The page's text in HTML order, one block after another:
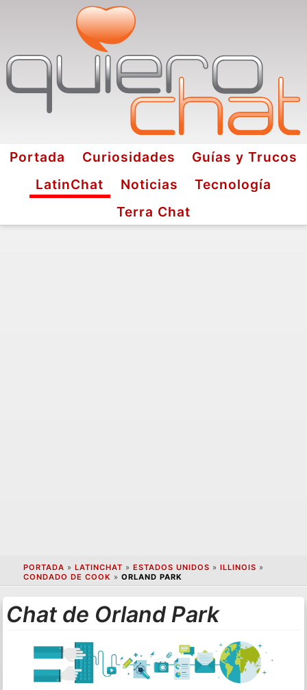
Portada Curiosidades
Guías y Trucos
LatinChat
Noticias
Tecnología
Terra Chat
PORTADA » LATINCHAT » ESTADOS UNIDOS » ILLINOIS »
CONDADO DE COOK » ORLAND PARK
Chat de Orland Park